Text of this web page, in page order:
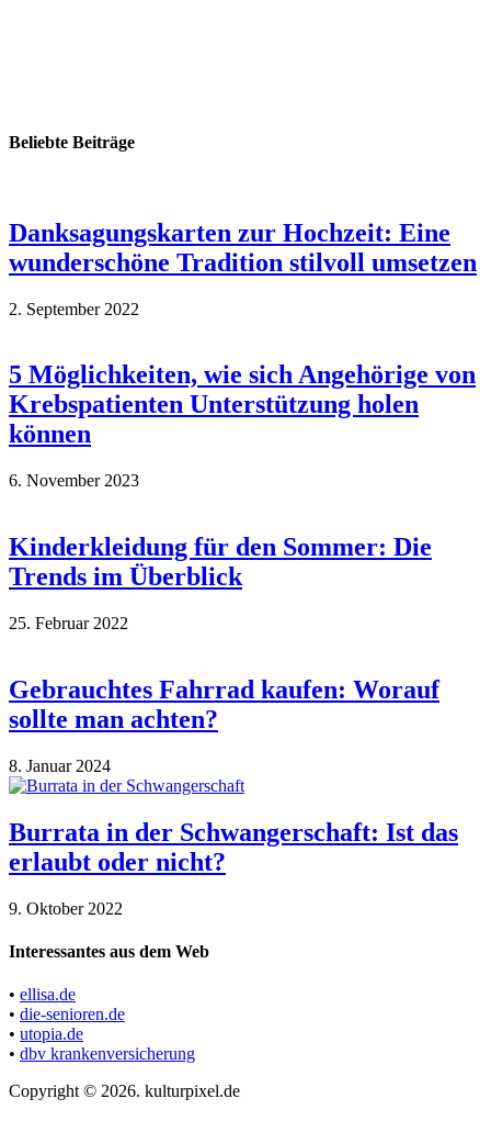
Beliebte Beiträge
Danksagungskarten zur Hochzeit: Eine
wunderschöne Tradition stilvoll umsetzen
2. September 2022
5 Möglichkeiten, wie sich Angehörige von
Krebspatienten Unterstützung holen
können
6. November 2023
Kinderkleidung für den Sommer: Die
Trends im Überblick
25. Februar 2022
Gebrauchtes Fahrrad kaufen: Worauf
sollte man achten?
8. Januar 2024
Burrata in der Schwangerschaft: Ist das
erlaubt oder nicht?
9. Oktober 2022
Interessantes aus dem Web
• ellisa.de
• die-senioren.de
• utopia.de
• dbv krankenversicherung
Copyright © 2026. kulturpixel.de